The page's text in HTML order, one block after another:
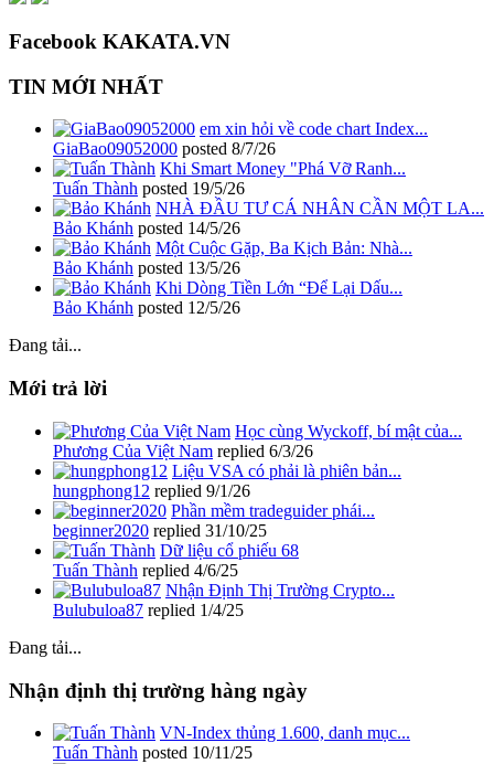
Facebook KAKATA.VN
TIN MỚI NHẤT
em xin hỏi về code chart Index...
GiaBao09052000 posted 8/7/26
Khi Smart Money "Phá Vỡ Ranh...
Tuấn Thành posted 19/5/26
NHÀ ĐẦU TƯ CÁ NHÂN CẦN MỘT LA...
Bảo Khánh posted 14/5/26
Một Cuộc Gặp, Ba Kịch Bản: Nhà...
Bảo Khánh posted 13/5/26
Khi Dòng Tiền Lớn “Để Lại Dấu...
Bảo Khánh posted 12/5/26
Đang tải...
Mới trả lời
Học cùng Wyckoff, bí mật của...
Phương Của Việt Nam replied 6/3/26
Liệu VSA có phải là phiên bản...
hungphong12 replied 9/1/26
Phần mềm tradeguider phái...
beginner2020 replied 31/10/25
Dữ liệu cổ phiếu 68
Tuấn Thành replied 4/6/25
Nhận Định Thị Trường Crypto...
Bulubuloa87 replied 1/4/25
Đang tải...
Nhận định thị trường hàng ngày
VN-Index thủng 1.600, danh mục...
Tuấn Thành posted 10/11/25